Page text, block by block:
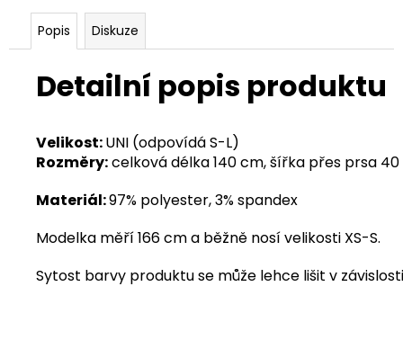
Popis Diskuze
Detailní popis produktu
Velikost:UNI (odpovídá S-L)
Rozměry:celková délka 140 cm, šířka přes prsa
Materiál:97% polyester, 3% spandex
Modelka měří 166 cm a běžně nosí velikosti XS-S.
Sytost barvy produktu se může lehce lišit v